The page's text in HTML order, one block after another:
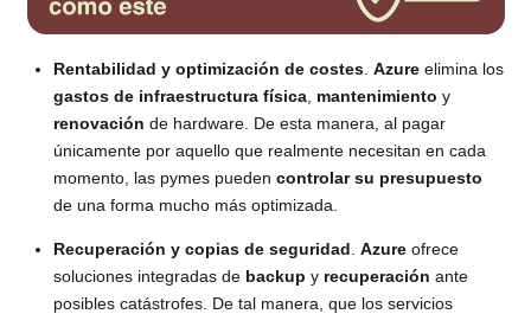
Rentabilidad y optimización de costes. Azureelimina los
gastos de infraestructura física, mantenimiento y
renovación de hardware. De esta manera, al pagar
únicamente por aquello que realmente necesitan en cada
momento, las pymes pueden controlar su presupuesto
de una forma mucho más optimizada.
Recuperación y copias de seguridad Azureofrece
soluciones integradas de backup y recuperación ante
posibles catástrofes. De tal manera, que los servicios